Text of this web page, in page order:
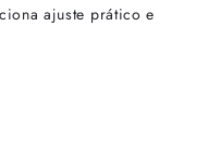
ajuste prático e